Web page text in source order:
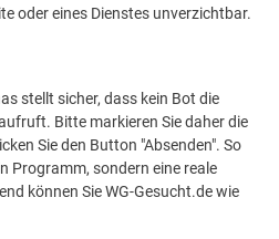
oder eines Dienstes unverzichtbar.
stellt sicher, dass kein Bot die
Bitte markieren Sie daher die
Sie den Button "Absenden". So
Programm, sondern eine reale
können Sie WG-Gesucht.de wie